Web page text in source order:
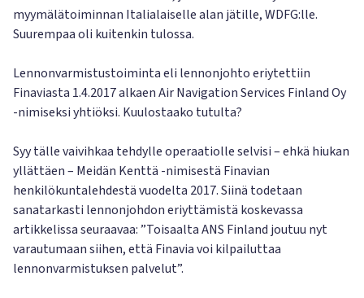
myymälätoiminnan Italialaiselle alan jätille, WDFG:lle.
Suurempaa oli kuitenkin tulossa.
Lennonvarmistustoiminta eli lennonjohto eriytettiin
Finaviasta 1.4.2017 alkaen Air Navigation Services Finland Oy
-nimiseksi yhtiöksi. Kuulostaako tutulta?
Syy tälle vaivihkaa tehdylle operaatiolle selvisi – ehkä hiukan
yllättäen – Meidän Kenttä -nimisestä Finavian
henkilökuntalehdestä vuodelta 2017. Siinä todetaan
sanatarkasti lennonjohdon eriyttämistä koskevassa
artikkelissa seuraavaa: ”Toisaalta ANS Finland joutuu nyt
varautumaan siihen, että Finavia voi kilpailuttaa
lennonvarmistuksen palvelut”.